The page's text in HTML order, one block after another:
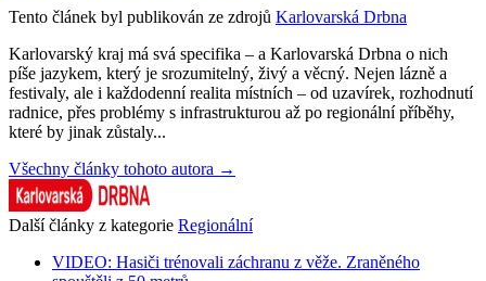
Tento článek byl publikován ze zdrojů Karlovarská Drbna
Karlovarský kraj má svá specifika – a Karlovarská Drbna o nich
píše jazykem, který je srozumitelný, živý a věcný. Nejen lázně a
festivaly, ale i každodenní realita místních – od uzavírek, rozhodnutí
radnice, přes problémy s infrastrukturou až po regionální příběhy,
které by jinak zůstaly...
Všechny články tohoto autora →
Další články z kategorie Regionální
VIDEO: Hasiči trénovali záchranu z věže. Zraněného